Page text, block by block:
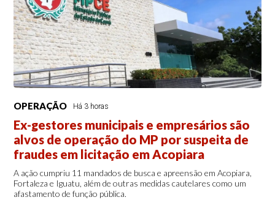
OPERAÇÃO Há 3 horas
Ex-gestores municipais e empresários são
alvos de operação do MP por suspeita de
fraudes em licitação em Acopiara
A ação cumpriu 11 mandados de busca e apreensão em Acopiara,
Fortaleza e Iguatu, além de outras medidas cautelares como um
afastamento de função pública.